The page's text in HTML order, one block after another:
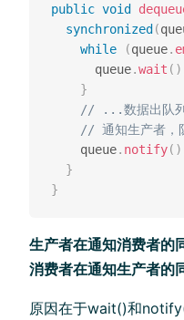
public void
synchronized (
while
(queue.
      queue
.wait ( )
}
// ...数据出队
// 通知生产者，
    queue
. notify( )
}
}
生产者在通知消费者的
消费者在通知生产者的
原因在于wait()和